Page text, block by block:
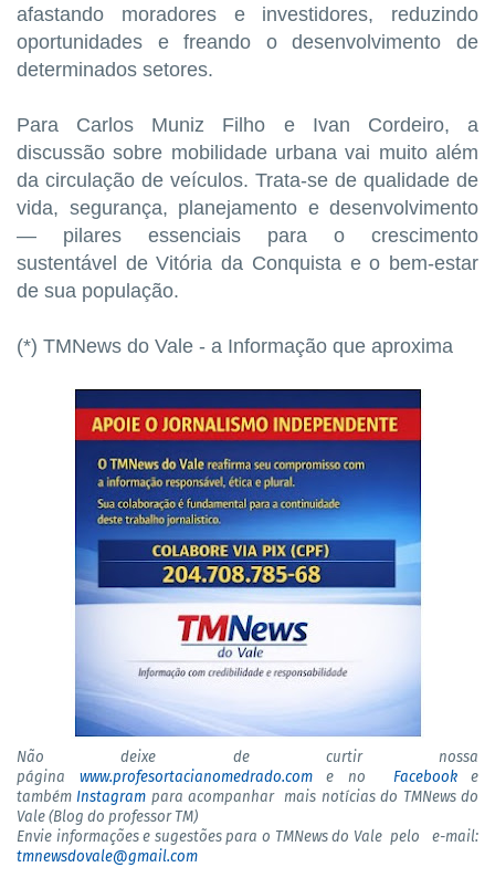
afastando moradores e investidores, reduzindo
oportunidades e freando o desenvolvimento de
determinados setores.
Para Carlos Muniz Filho e Ivan Cordeiro, a
discussão sobre mobilidade urbana vai muito além
da circulação de veículos. Trata-se de qualidade de
vida, segurança, planejamento e desenvolvimento
— pilares essenciais para o crescimento
sustentável de Vitória da Conquista e o bem-estar
de sua população.
(*) TMNews do Vale - a Informação que aproxima
Não deixe de curtir nossa
página www.profesortacianomedrado.come no Facebooke
tambémInstagram para acompanhar mais notícias do TMNews do
Vale (Blog do professor TM)
Envie informações e sugestões para o TMNews do Vale pelo e-mail:
tmnewsdovale@gmail.com